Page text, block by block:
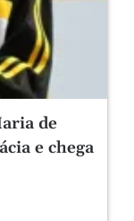
de
e chega